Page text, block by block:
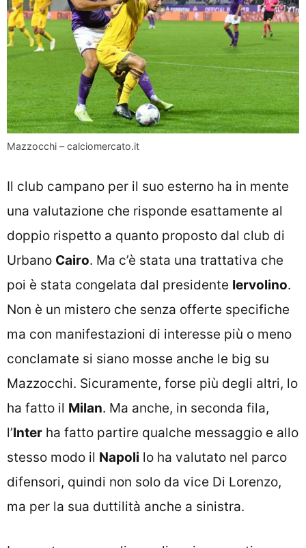
Mazzocchi – calciomercato.it
Il club campano per il suo esterno ha in mente
una valutazione che risponde esattamente al
doppio rispetto a quanto proposto dal club di
Urbano Cairo. Ma c’è stata una trattativa che
poi è stata congelata dal presidente Iervolino.
Non è un mistero che senza offerte specifiche
ma con manifestazioni di interesse più o meno
conclamate si siano mosse anche le big su
Mazzocchi. Sicuramente, forse più degli altri, lo
ha fatto il Milan. Ma anche, in seconda fila,
l’Inter ha fatto partire qualche messaggio e allo
stesso modo il Napoli lo ha valutato nel parco
difensori, quindi non solo da vice Di Lorenzo,
ma per la sua duttilità anche a sinistra.